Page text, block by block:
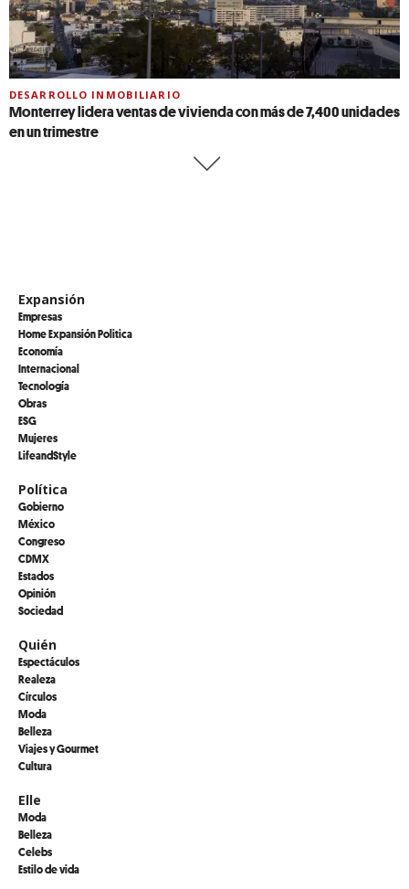
DESARROLLO INMOBILIARIO
Monterrey lidera ventas de vivienda con más de 7,400 unidades
en un trimestre
Expansión
Empresas
Home Expansión Politica
Economía
Internacional
Tecnología
Obras
ESG
Mujeres
LifeandStyle
Política
Gobierno
México
Congreso
CDMX
Estados
Opinión
Sociedad
Quién
Espectáculos
Realeza
Círculos
Moda
Belleza
Viajes y Gourmet
Cultura
Elle
Moda
Belleza
Celebs
Estilo de vida